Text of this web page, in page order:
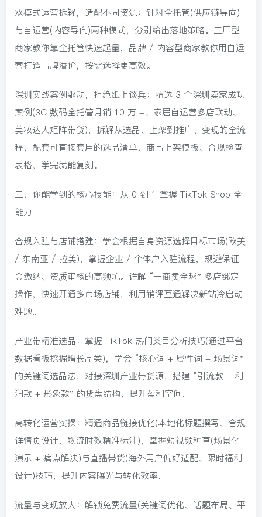
双模式运营拆解，适配不同资源：针对全托管(供应链导向)
与自运营(内容导向)两种模式，分别给出落地策略。工厂型
商家教你靠全托管快速起量，品牌 / 内容型商家教你用自运
营打造品牌溢价，按需选择更高效。
深圳实战案例驱动，拒绝纸上谈兵：精选 3 个深圳卖家成功
案例(3C 数码全托管月销 10 万 +、家居自运营多店联动、
美妆达人矩阵带货)，拆解从选品、上架到推广、变现的全流
程，配套可直接套用的选品清单、商品上架模板、合规检查
表格，学完就能复刻。
二、你能学到的核心技能：从 0 到 1 掌握 TikTok Shop 全
能力
合规入驻与店铺搭建：学会根据自身资源选择目标市场(欧美
/ 东南亚 / 拉美)，掌握企业 / 个体户入驻流程，规避保证
金缴纳、资质审核的高频坑。详解 “一商卖全球” 多店绑定
操作，快速开通多市场店铺，利用销评互通解决新站冷启动
难题。
产业带精准选品：掌握 TikTok 热门类目分析技巧(通过平台
数据看板挖掘增长品类)，学会 “核心词 + 属性词 + 场景词”
的关键词选品法，对接深圳产业带货源，搭建 “引流款 + 利
润款 + 形象款” 的货盘结构，提升盈利空间。
高转化运营实操：精通商品链接优化(本地化标题撰写、合规
详情页设计、物流时效精准标注)，掌握短视频种草(场景化
演示 + 痛点解决)与直播带货(海外用户偏好适配、限时福利
设计)技巧，提升内容曝光与转化效率。
流量与变现放大：解锁免费流量(关键词优化、话题布局、平